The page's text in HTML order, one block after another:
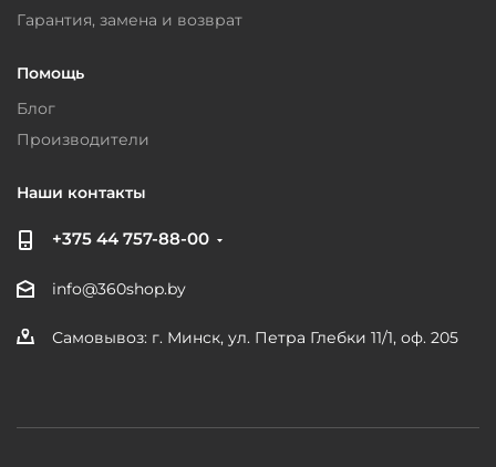
Гарантия, замена и возврат
Помощь
Блог
Производители
Наши контакты
+375 44 757-88-00
info@360shop.by
Самовывоз: г. Минск, ул. Петра Глебки 11/1, оф. 205